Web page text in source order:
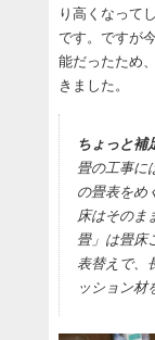
り高くなって
です。ですが
能だったため
きました。
ちょっと補
畳の工事に
の畳表をめ
床はそのま
畳」は畳床
表替えで、
ッション材